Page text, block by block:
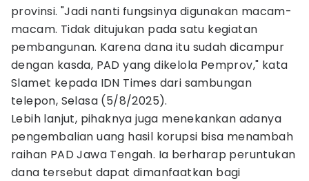
provinsi. "Jadi nanti fungsinya digunakan macam-
macam. Tidak ditujukan pada satu kegiatan
pembangunan. Karena dana itu sudah dicampur
dengan kasda, PAD yang dikelola Pemprov," kata
Slamet kepada IDN Times dari sambungan
telepon, Selasa (5/8/2025).
Lebih lanjut, pihaknya juga menekankan adanya
pengembalian uang hasil korupsi bisa menambah
raihan PAD Jawa Tengah. Ia berharap peruntukan
dana tersebut dapat dimanfaatkan bagi